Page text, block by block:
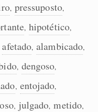
, pressuposto,
, hipotético,
afetado, alambicado,
, dengoso,
, entojado,
, julgado, metido,